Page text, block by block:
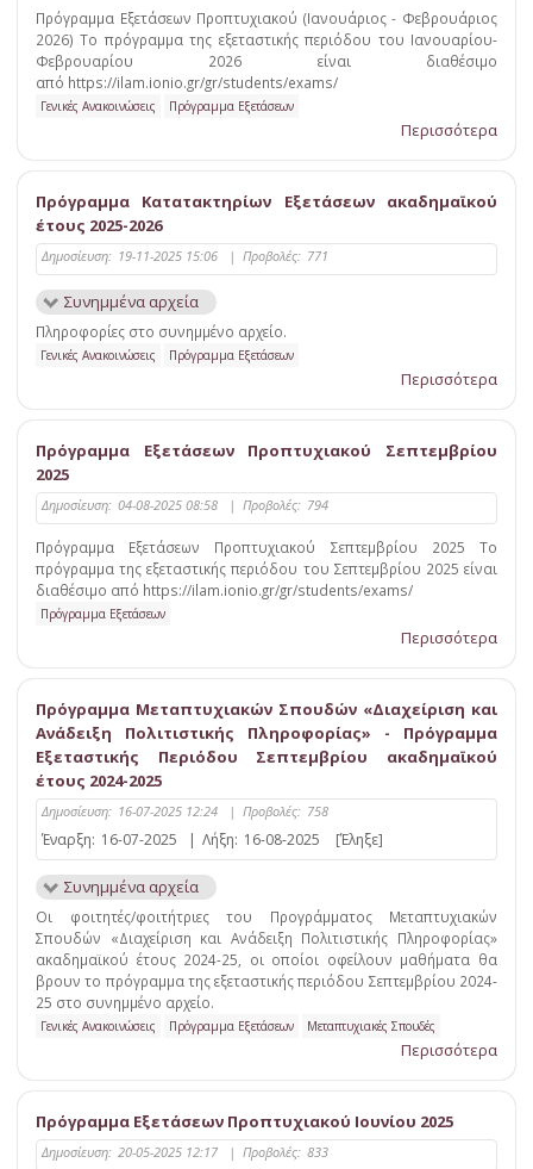
Πρόγραμμα Εξετάσεων Προπτυχιακού (Ιανουάριος - Φεβρουάριος
2026) Το πρόγραμμα της εξεταστικής περιόδου του Ιανουαρίου-
Φεβρουαρίου 2026 είναι διαθέσιμο
από https://ilam.ionio.gr/gr/students/exams/
Γενικές Ανακοινώσεις Πρόγραμμα Εξετάσεων
Περισσότερα
Πρόγραμμα Κατατακτηρίων Εξετάσεων ακαδημαϊκού
έτους 2025-2026
Δημοσίευση: 19-11-2025 15:06 | Προβολές: 771
Συνημμένα αρχεία
Πληροφορίες στο συνημμένο αρχείο.
Γενικές Ανακοινώσεις Πρόγραμμα Εξετάσεων
Περισσότερα
Πρόγραμμα Εξετάσεων Προπτυχιακού Σεπτεμβρίου
2025
Δημοσίευση: 04-08-2025 08:58 | Προβολές: 794
Πρόγραμμα Εξετάσεων Προπτυχιακού Σεπτεμβρίου 2025 Το
πρόγραμμα της εξεταστικής περιόδου του Σεπτεμβρίου 2025 είναι
διαθέσιμο από https://ilam.ionio.gr/gr/students/exams/
Πρόγραμμα Εξετάσεων
Περισσότερα
Πρόγραμμα Μεταπτυχιακών Σπουδών «Διαχείριση και
Ανάδειξη Πολιτιστικής Πληροφορίας» - Πρόγραμμα
Εξεταστικής Περιόδου Σεπτεμβρίου ακαδημαϊκού
έτους 2024-2025
Δημοσίευση: 16-07-2025 12:24 | Προβολές: 758
Έναρξη: 16-07-2025 | Λήξη: 16-08-2025 [Έληξε]
Συνημμένα αρχεία
Οι φοιτητές/φοιτήτριες του Προγράμματος Μεταπτυχιακών
Σπουδών «Διαχείριση και Ανάδειξη Πολιτιστικής Πληροφορίας»
ακαδημαϊκού έτους 2024-25, οι οποίοι οφείλουν μαθήματα θα
βρουν το πρόγραμμα της εξεταστικής περιόδου Σεπτεμβρίου 2024-
25 στο συνημμένο αρχείο.
Γενικές Ανακοινώσεις Πρόγραμμα Εξετάσεων Μεταπτυχιακές Σπουδές
Περισσότερα
Πρόγραμμα Εξετάσεων Προπτυχιακού Ιουνίου 2025
Δημοσίευση: 20-05-2025 12:17 | Προβολές: 833